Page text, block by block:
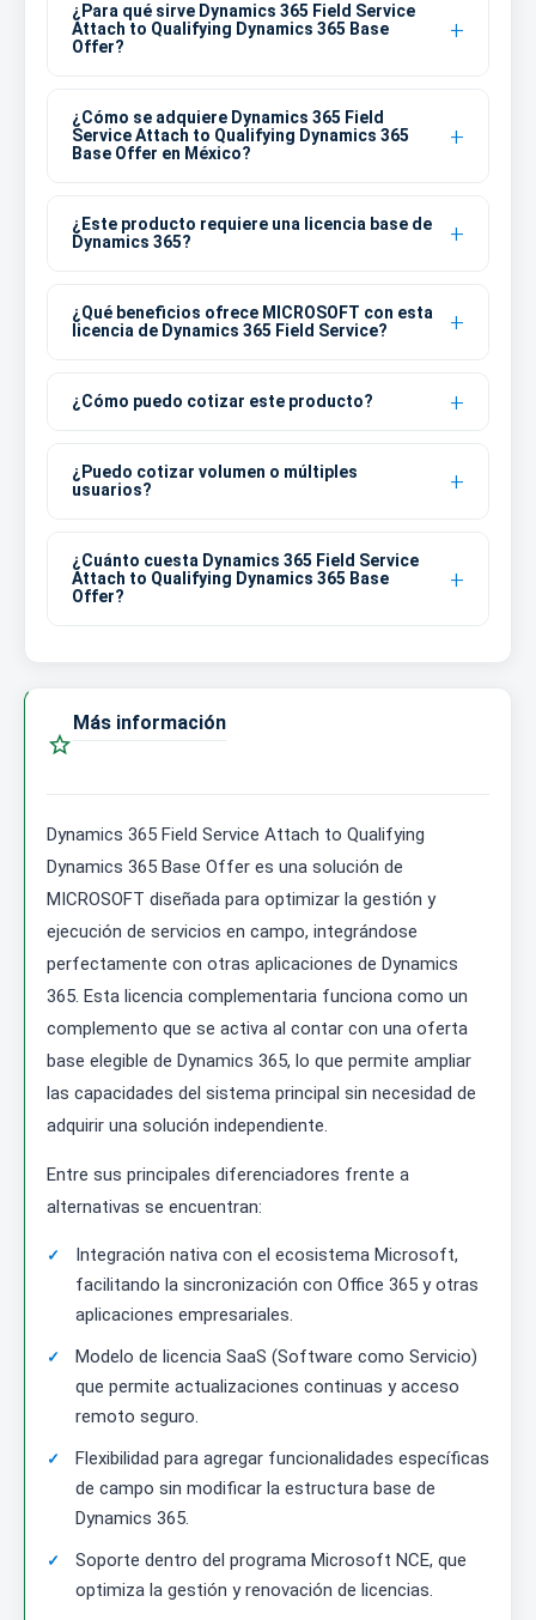
¿Para qué sirve Dynamics 365 Field Service
Attach to Qualifying Dynamics 365 Base
Offer?
¿Cómo se adquiere Dynamics 365 Field
Service Attach to Qualifying Dynamics 365
Base Offer en México?
¿Este producto requiere una licencia base de
Dynamics 365?
¿Qué beneficios ofrece MICROSOFT con esta
licencia de Dynamics 365 Field Service?
¿Cómo puedo cotizar este producto?
¿Puedo cotizar volumen o múltiples
usuarios?
¿Cuánto cuesta Dynamics 365 Field Service
Attach to Qualifying Dynamics 365 Base
Offer?

Más información
Dynamics 365 Field Service Attach to Qualifying
Dynamics 365 Base Offer es una solución de
MICROSOFT diseñada para optimizar la gestión y
ejecución de servicios en campo, integrándose
perfectamente con otras aplicaciones de Dynamics
365. Esta licencia complementaria funciona como un
complemento que se activa al contar con una oferta
base elegible de Dynamics 365, lo que permite ampliar
las capacidades del sistema principal sin necesidad de
adquirir una solución independiente.
Entre sus principales diferenciadores frente a
alternativas se encuentran:
Integración nativa con el ecosistema Microsoft,
facilitando la sincronización con Office 365 y otras
aplicaciones empresariales.
Modelo de licencia SaaS (Software como Servicio)
que permite actualizaciones continuas y acceso
remoto seguro.
Flexibilidad para agregar funcionalidades específicas
de campo sin modificar la estructura base de
Dynamics 365.
Soporte dentro del programa Microsoft NCE, que
optimiza la gestión y renovación de licencias.